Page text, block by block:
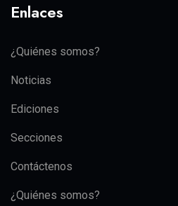
Enlaces
¿Quiénes somos?
Noticias
Ediciones
Secciones
Contáctenos
¿Quiénes somos?